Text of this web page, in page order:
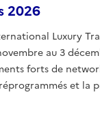
2026
Luxury
au 3
forts de
et la